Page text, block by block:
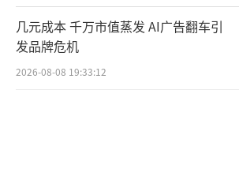
几元成本 千万市值蒸发 AI广告翻车引
发品牌危机
2026-08-08 19:33:12